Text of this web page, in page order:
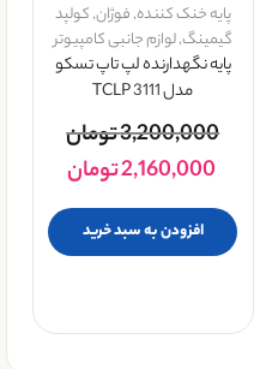
پایه خنک کننده,فوژان,کولپد
گیمینگ,لوازم جانبی کامپیوتر
پایه نگهدارنده لپ تاپ تسکو
مدل TCLP 3111
3,200,000تومان
2,160,000تومان
افزودن به سبد خرید